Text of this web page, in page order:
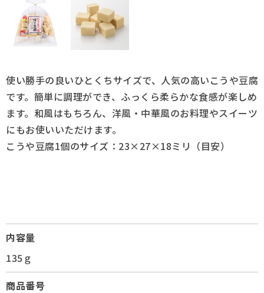
使い勝手の良いひとくちサイズで、人気の高いこうや豆腐
です。簡単に調理ができ、ふっくら柔らかな食感が楽しめ
ます。和風はもちろん、洋風・中華風のお料理やスイーツ
にもお使いいただけます。
こうや豆腐1個のサイズ：23×27×18ミリ（目安）
内容量
135ｇ
商品番号